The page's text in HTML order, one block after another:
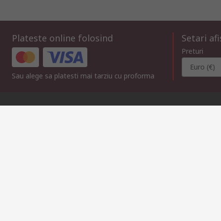
Plateste online folosind
Sau alege sa platesti mai tarziu cu proforma
Setari
Preturi
Euro (€)
Contacteaza-ne